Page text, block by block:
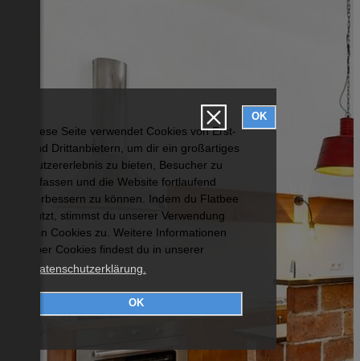
Diese Seite verwendet Cookies von Erst-
und Drittanbietern, um dir ein großartiges
Nutzererlebnis zu bieten, Besucher zu
erfassen und die Website fortlaufend
verbessern zu können. Indem du Flatbee
nutzt, stimmst du unserer Verwendung
von Cookies zu. Weitere Informationen
über Cookies findest du in unserer
Datenschutzerklärung.
OK
OK